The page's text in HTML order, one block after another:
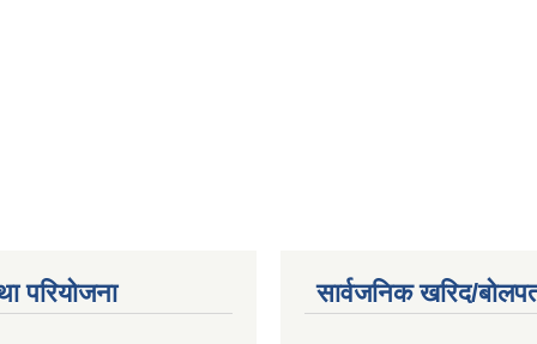
परियोजना सार्वजनिक खरिद/